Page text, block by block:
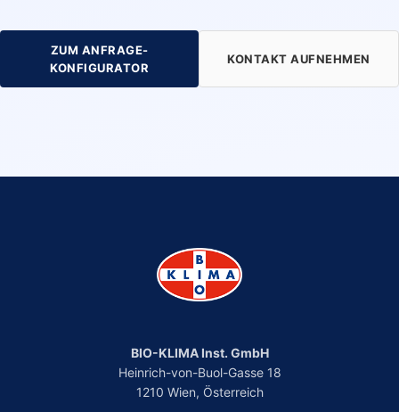
ZUM ANFRAGE-
KONFIGURATOR
KONTAKT AUFNEHMEN
BIO-KLIMA Inst. GmbH
Heinrich-von-Buol-Gasse 18
1210 Wien, Österreich